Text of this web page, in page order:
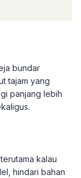
bundar
tajam yang
panjang lebih
kalau
hindari bahan